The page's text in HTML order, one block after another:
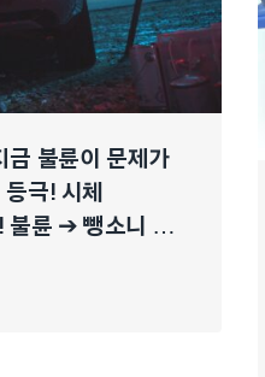
금 불륜이 문제가
극! 시체
불륜 ➔ 뺑소니 ➔